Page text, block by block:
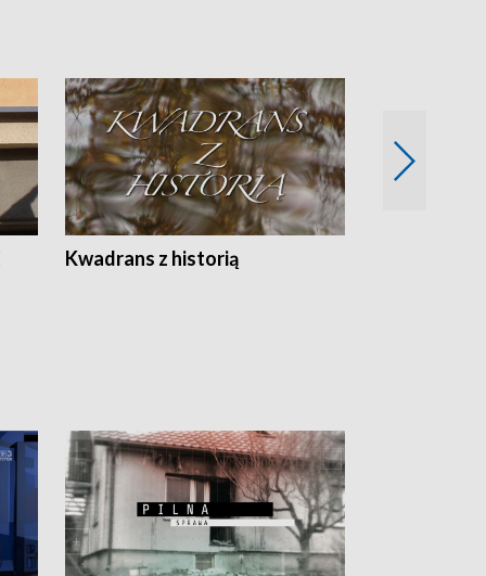
Kwadrans z historią